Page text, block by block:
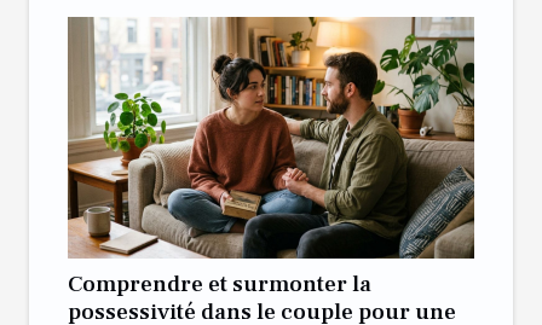
Comprendre et surmonter la
possessivité dans le couple pour une